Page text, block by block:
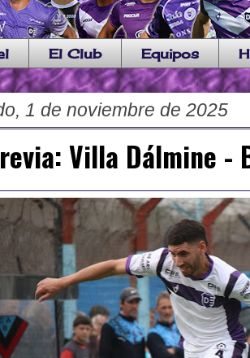
El Club Equipos
1 de noviembre de 2025
Villa Dálmine -